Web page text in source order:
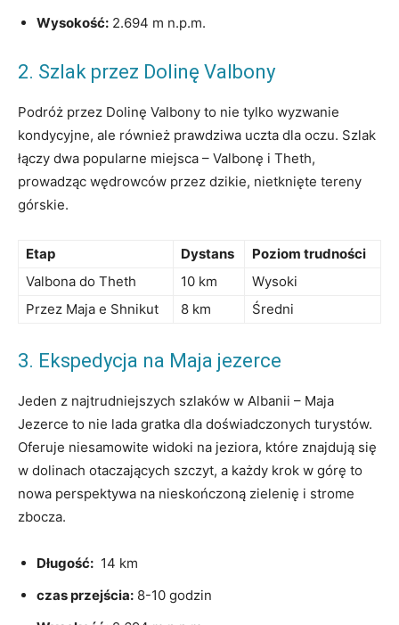
Wysokość: 2.694‍ m⁤ n.p.m.
2. Szlak przez‌ Dolinę Valbony
Podróż ⁤przez ⁣Dolinę Valbony to nie tylko wyzwanie
⁣kondycyjne, ale również⁢ prawdziwa uczta ​dla oczu. Szlak
łączy‌ dwa popularne miejsca –⁣ Valbonę i Theth,
prowadząc wędrowców przez dzikie, nietknięte ⁣tereny
górskie.
Etap Dystans
Poziom ‌trudności
Valbona​ do Theth
10 ⁣km
Wysoki
Przez Maja e Shnikut
8 ⁢km Średni
3. Ekspedycja na‍ Maja ⁣jezerce
Jeden z najtrudniejszych szlaków w Albanii ⁤– Maja
Jezerce to nie lada gratka dla doświadczonych turystów.
Oferuje niesamowite widoki na jeziora, ‌które​ znajdują się‍
w dolinach otaczających⁤ szczyt, a każdy krok w ⁤górę⁣ to
nowa perspektywa na nieskończoną zielenię i strome
⁢zbocza.
Długość: ⁤ 14 ‌km
czas przejścia: 8-10 godzin